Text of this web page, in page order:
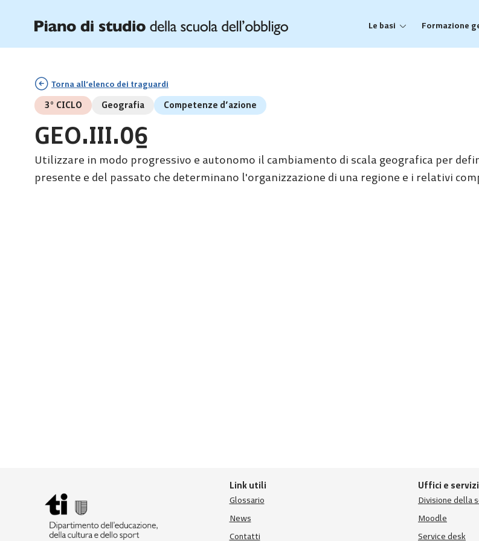
Le basi Formazione
Torna all’elenco dei traguardi
3° CICLO Geografia Competenze d’azione
GEO.III.06
Utilizzare in modo progressivo e autonomo il cambiamento di scala geografica per
presente e del passato che determinano l'organizzazione di una regione e i relativi
Link utili
Glossario
News
Contatti
Uffici e servizi
Divisione della
Moodle
Service desk